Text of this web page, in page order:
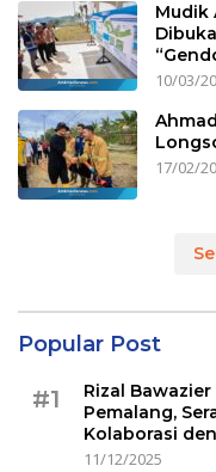
Mudik
10/03/
17/02/
Popular Post
#1
Rizal
Pemalang,
Kolaborasi
11/12/2025